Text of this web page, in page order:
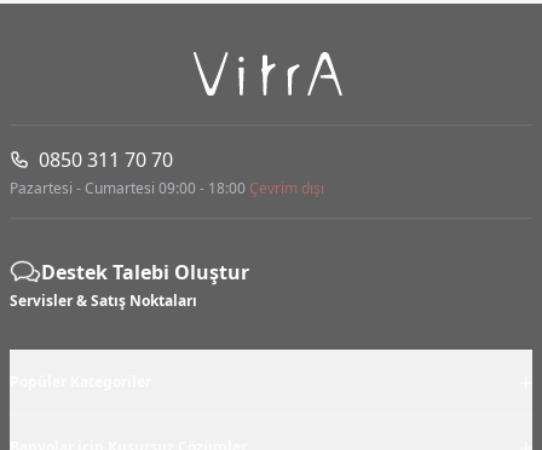
0850 311 70 70
Pazartesi - Cumartesi 09:00 - 18:00 Çevrim dışı
Destek Talebi Oluştur
Servisler & Satış Noktaları